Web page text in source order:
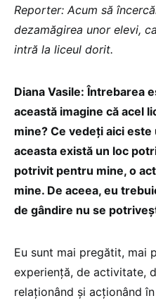
Reporter: Acum să
dezamăgirea unor elevi,
intră la liceul dorit.
Diana Vasile: Întrebarea
această imagine că acel
mine? Ce vedeți aici
aceasta există un loc
potrivit pentru mine, o
mine. De aceea, eu
de gândire nu se
Eu sunt mai pregătit, mai
experiență, de activitate,
relaționând și acționând